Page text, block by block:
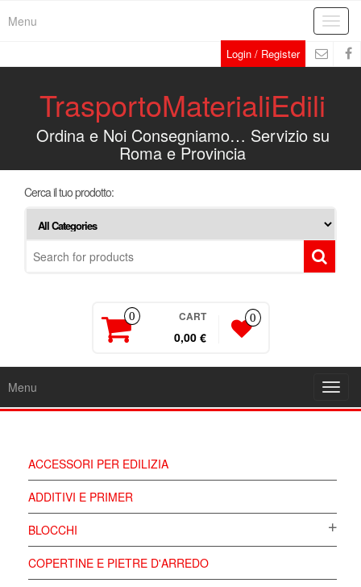
Menu
Login / Register
TrasportoMaterialiEdili
Ordina e Noi Consegniamo… Servizio su
Roma e Provincia
Cerca il tuo prodotto:
0 CART
0,00 €
0
Menu
ACCESSORI PER EDILIZIA
ADDITIVI E PRIMER
BLOCCHI
COPERTINE E PIETRE D'ARREDO